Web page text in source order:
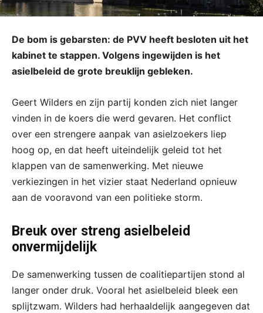
De bom is gebarsten: de PVV heeft besloten uit het
kabinet te stappen. Volgens ingewijden is het
asielbeleid de grote breuklijn gebleken.
Geert Wilders en zijn partij konden zich niet langer
vinden in de koers die werd gevaren. Het conflict
over een strengere aanpak van asielzoekers liep
hoog op, en dat heeft uiteindelijk geleid tot het
klappen van de samenwerking. Met nieuwe
verkiezingen in het vizier staat Nederland opnieuw
aan de vooravond van een politieke storm.
Breuk over streng asielbeleid
onvermijdelijk
De samenwerking tussen de coalitiepartijen stond al
langer onder druk. Vooral het asielbeleid bleek een
splijtzwam. Wilders had herhaaldelijk aangegeven dat